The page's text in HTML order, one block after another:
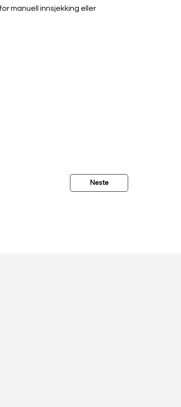
manuell innsjekking eller
Neste